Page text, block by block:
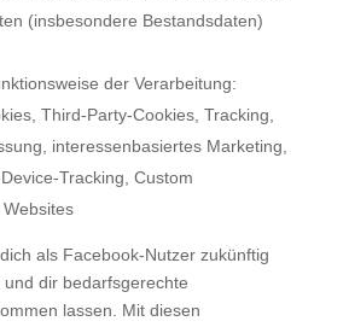
(insbesondere Bestandsdaten)
der Verarbeitung:
Third-Party-Cookies, Tracking,
interessenbasiertes Marketing,
Tracking, Custom
als Facebook-Nutzer zukünftig
dir bedarfsgerechte
lassen. Mit diesen